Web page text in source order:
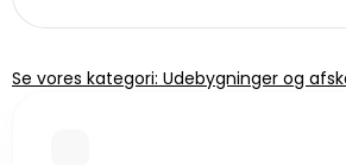
Se vores kategori: Udebygninger og